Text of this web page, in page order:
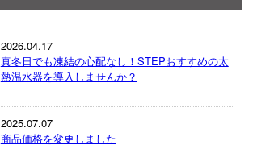
2026.04.17
真冬日でも凍結の心配なし！STEPおすすめの太
熱温水器を導入しませんか？
2025.07.07
商品価格を変更しました